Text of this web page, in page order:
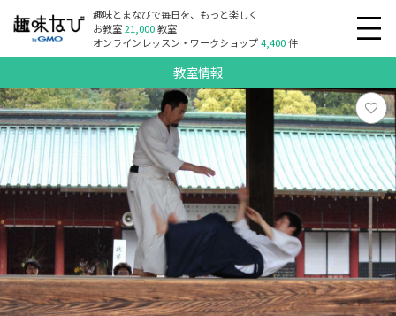
趣味とまなびで毎日を、もっと楽しく
お教室21,000教室
オンラインレッスン・ワークショップ4,400件
教室情報